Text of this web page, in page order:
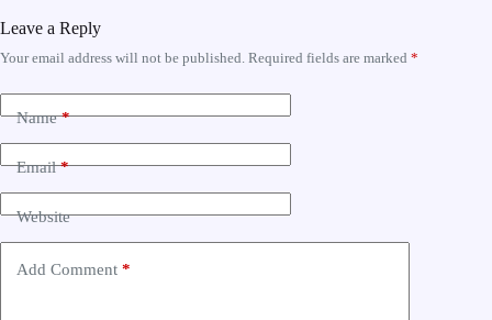
Leave a Reply
Your email address will not be published. Required fields are marked *
Name*
Email*
Website
Add Comment *